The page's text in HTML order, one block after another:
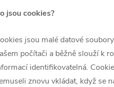
jsou cookies?
jsou malé datové
počítači a běžně slouží k
identifikovatelná.
znovu vkládat, když se